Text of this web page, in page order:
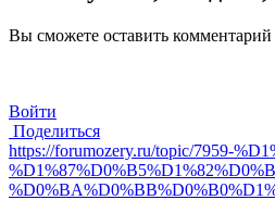
Вы сможете оставить комментарий
Войти
Поделиться
https://forumozery.ru/topic/7959-